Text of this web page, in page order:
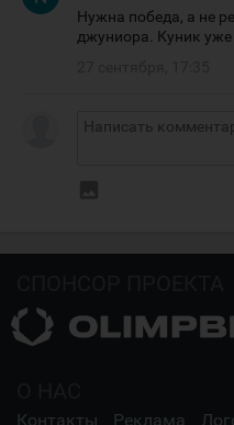
Нужна победа, а не
джуниора. Куник уже
Контакты Реклама